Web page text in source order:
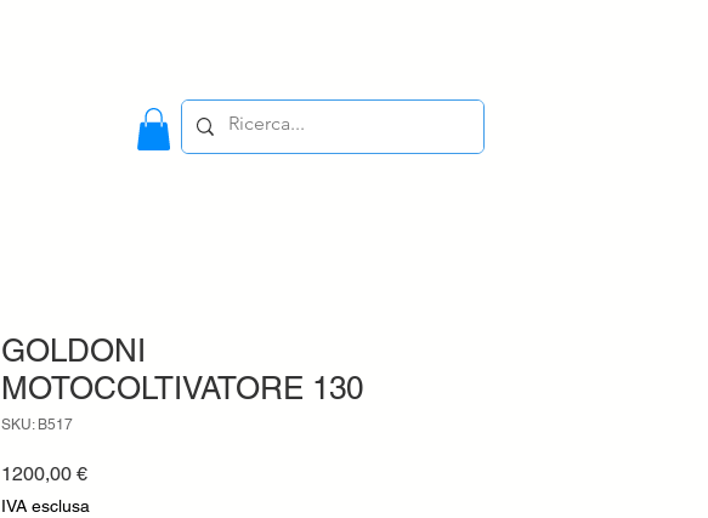
GOLDONI
MOTOCOLTIVATORE 130
SKU: B517
1200,00 €Prezzo
IVA esclusa